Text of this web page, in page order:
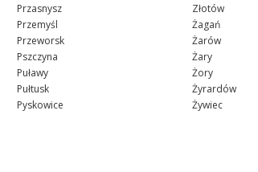
Przasnysz
Przemyśl
Przeworsk
Pszczyna
Puławy
Pułtusk
Pyskowice
Złotów
Żagań
Żarów
Żary
Żory
Żyrardów
Żywiec